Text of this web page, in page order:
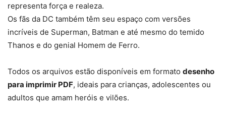
representa força e realeza.
Os fãs da DC também têm seu espaço com versões
incríveis de Superman, Batman e até mesmo do temido
Thanos e do genial Homem de Ferro.
Todos os arquivos estão disponíveis em formato desenho
para imprimir PDF, ideais para crianças, adolescentes ou
adultos que amam heróis e vilões.